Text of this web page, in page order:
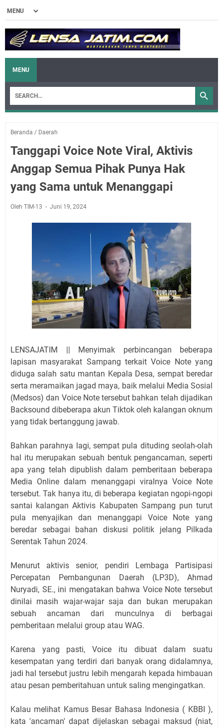
MENU
Beranda / Daerah
Tanggapi Voice Note Viral, Aktivis
Anggap Semua Pihak Punya Hak
yang Sama untuk Menanggapi
Oleh TIM-13 Juni 19, 2024
LENSAJATIM || Menyimak perbincangan beberapa
lapisan masyarakat Sampang terkait Voice Note yang
diduga salah satu mantan Kepala Desa, sempat beredar
serta meramaikan jagad maya, baik melalui Media Sosial
(Medsos) dan Voice Note tersebut bahkan telah dijadikan
Backsound dibeberapa akun Tiktok oleh kalangan oknum
yang tidak bertanggung jawab.
Bahkan parahnya lagi, sempat pula dituding seolah-olah
hal itu merupakan sebuah bentuk pengancaman, seperti
apa yang telah dipublish dalam pemberitaan beberapa
Media Online dalam menanggapi viralnya Voice Note
tersebut. Tak hanya itu, di beberapa kegiatan ngopi-ngopi
santai kalangan Aktivis Kabupaten Sampang pun turut
pula menyajikan dan menanggapi Voice Note yang
beredar sebagai bahan diskusi politik jelang Pilkada
Serentak Tahun 2024.
Menurut aktivis senior, pendiri Lembaga Partisipasi
Percepatan Pembangunan Daerah (LP3D), Ahmad
Nuryadi, SE., ini mengatakan bahwa Voice Note tersebut
dinilai masih wajar-wajar saja dan bukan merupakan
sebuah ancaman dari munculnya di berbagai
pemberitaan melalui group atau WAG.
Karena yang pasti, Voice itu dibuat dalam suatu
kesempatan yang terdiri dari banyak orang didalamnya,
jadi hal tersebut justru lebih mengarah kepada himbauan
atau pesan pemberitahuan untuk saling mengingatkan.
Kalau melihat Kamus Besar Bahasa Indonesia ( KBBI ),
kata 'ancaman' dapat dijelaskan sebagai maksud (niat,